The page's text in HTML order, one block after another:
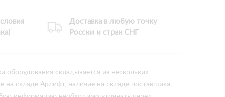
Доставка в любую точку
России и стран СНГ
оборудования складывается из нескольких
на складе Арлифт, наличие на складе поставщика,